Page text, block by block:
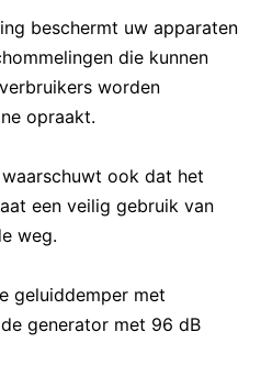
beschermt uw apparaten
die kunnen
worden
opraakt.
ook dat het
een veilig gebruik van
weg.
geluiddemper met
generator met 96 dB